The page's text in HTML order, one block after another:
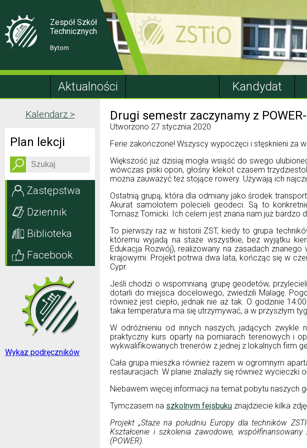
Content
navigation
Zespół Szkół
Technicznych
Bytom
Aktualności Kandydat
Kalendarz >
Plan lekcji
Zastępstwa
Dziennik
Biblioteka
Facebook
Wykaz podręczników
Drugi semestr zaczynamy z
Utworzono 27 stycznia 2020
Ferie zakończone! Wszyscy wypoczęci i stęsknieni za
Większość już dzisiaj mogła wsiąść do swego
wówczas piski opon, głośny klekot czasem
można zauważyć też stojące rowery. Używają ich
Ostatnią grupą, która dla odmiany jako środek
Akurat samolotem polecieli geodeci. Są to
Tomasz Tomicki. Ich celem jest znana nam już bardzo
To pierwszy raz w historii ZST, kiedy to grupa
któremu wyjadą na staże wszystkie, bez wyjątku
Edukacja Rozwój), realizowany na zasadach
krajowymi. Projekt potrwa dwa lata, kończąc się w
Cypr.
Jeśli chodzi o wspomnianą grupę geodetów,
dotarli do miejsca docelowego, zwiedzili Malagę.
również jest ciepło, jednak nie aż tak. O godzinie
taka temperatura ma się utrzymywać, a w przyszłym
W odróżnieniu od innych naszych, jadących
praktyczny kurs oparty na pomiarach terenowych i
wykwalifikowanych trenerów z jednej z lokalnych firm
Cała grupa mieszka również razem w ogromnym
restauracjach. W planie znalazły się również
Niebawem więcej informacji na temat pobytu naszych
Tymczasem na szkolnym fejsbuku znajdziecie kilka
Projekt „Staże na południu Europy dla techników
Kształcenie i szkolenia zawodowe,
(POWER).